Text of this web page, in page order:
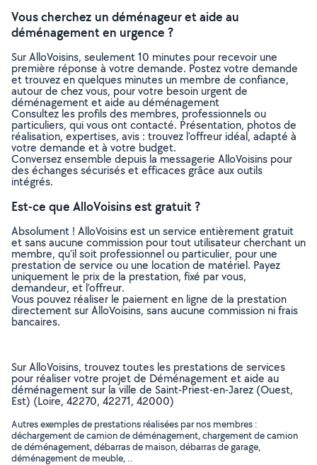
Vous cherchez un déménageur et aide au
déménagement en urgence ?
Sur AlloVoisins, seulement 10 minutes pour recevoir une
première réponse à votre demande. Postez votre demande
et trouvez en quelques minutes un membre de confiance,
autour de chez vous, pour votre besoin urgent de
déménagement et aide au déménagement
Consultez les profils des membres, professionnels ou
particuliers, qui vous ont contacté. Présentation, photos de
réalisation, expertises, avis : trouvez l'offreur idéal, adapté à
votre demande et à votre budget.
Conversez ensemble depuis la messagerie AlloVoisins pour
des échanges sécurisés et efficaces grâce aux outils
intégrés.
Est-ce que AlloVoisins est gratuit ?
Absolument ! AlloVoisins est un service entièrement gratuit
et sans aucune commission pour tout utilisateur cherchant un
membre, qu’il soit professionnel ou particulier, pour une
prestation de service ou une location de matériel. Payez
uniquement le prix de la prestation, fixé par vous,
demandeur, et l’offreur.
Vous pouvez réaliser le paiement en ligne de la prestation
directement sur AlloVoisins, sans aucune commission ni frais
bancaires.
Sur AlloVoisins, trouvez toutes les prestations de services
pour réaliser votre projet de Déménagement et aide au
déménagement sur la ville de Saint-Priest-en-Jarez (Ouest,
Est) (Loire, 42270, 42271, 42000)
Autres exemples de prestations réalisées par nos membres :
déchargement de camion de déménagement, chargement de camion
de déménagement, débarras de maison, débarras de garage,
déménagement de meuble, ..